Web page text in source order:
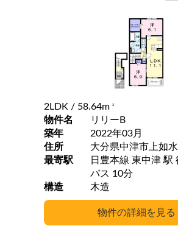
2LDK / 58.64m 2
物件名
リリーB
築年
2022年03月
住所
大分県中津市上如水
最寄駅
日豊本線 東中津 駅 徒歩 38分
バス 10分
構造
木造